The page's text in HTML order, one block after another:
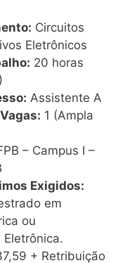
Circuitos
Eletrônicos
20 horas
Assistente A
1 (Ampla
– Campus I –
Exigidos:
em
ou
Eletrônica.
+ Retribuição